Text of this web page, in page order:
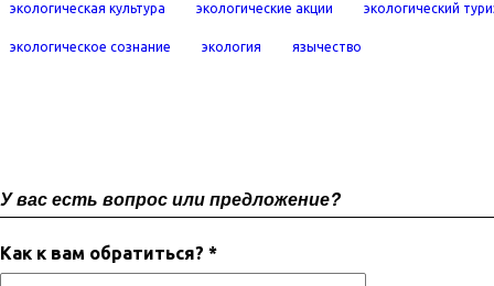
экологическая культура экологические акции экологический
экологическое сознание экология язычество
У вас есть вопрос или предложение?
Как к вам обратиться? *